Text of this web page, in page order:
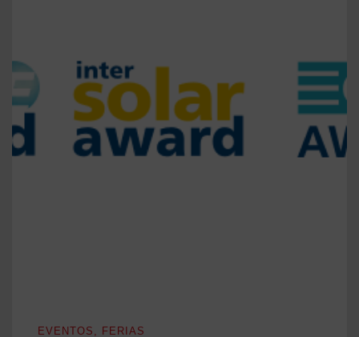
EVENTOS FERIAS